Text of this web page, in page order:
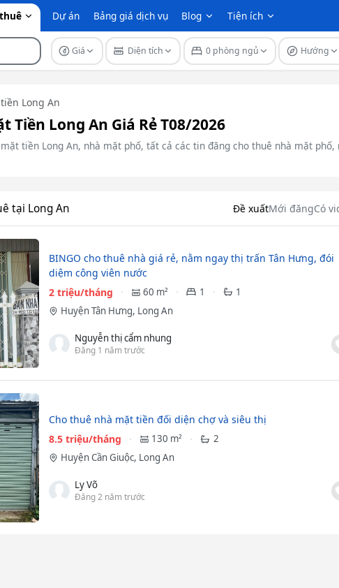
Dự án Bảng giá dịch vụ Blog Tiện ích
Giá Diện tích 0 phòng ngủ Hướng
Long An
Tiền Long An Giá Rẻ T08/2026
tiền Long An, nhà mặt phố, tất cả các tin đăng cho thuê nhà mặt
tại Long An Đề xuấtMới đăngCó
BINGO cho thuê nhà giá rẻ, nằm ngay thị trấn Tân Hưng, đói
diệm công viên nước
2 triệu/tháng
60 m² 1
1
Huyện Tân Hưng, Long An
Nguyễn thị cẩm nhung
Đăng 1 năm trước
Cho thuê nhà mặt tiền đối diện chợ và siêu thị
8.5 triệu/tháng
130 m²
2
Huyện Cần Giuộc, Long An
Ly Võ
Đăng 2 năm trước